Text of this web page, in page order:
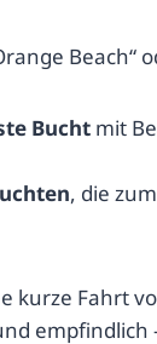
Beach“
Bucht mit
, die
kurze Fahrt